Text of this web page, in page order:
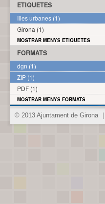
ETIQUETES
Illes urbanes (1)
Girona (1)
MOSTRAR MENYS ETIQUETES
FORMATS
dgn (1)
ZIP (1)
PDF (1)
MOSTRAR MENYS FORMATS
© 2013 Ajuntament de Girona